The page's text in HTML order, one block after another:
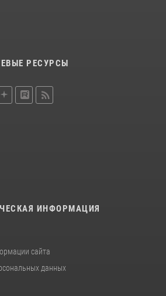
РЕСУРСЫ
ИНФОРМАЦИЯ
сайта
данных